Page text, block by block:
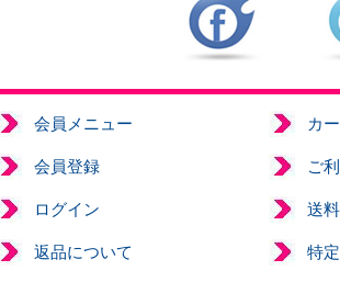
会員メニュー カ
会員登録 ご
ログイン 送
返品について 特